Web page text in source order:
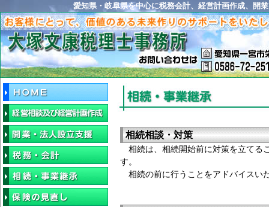
愛知県・岐阜県を中心に税務会計、経営計画作成、開
相続相談・対策
相続は、相続開始前に対策を立てる
す。
相続の前に行うことをアドバイスい